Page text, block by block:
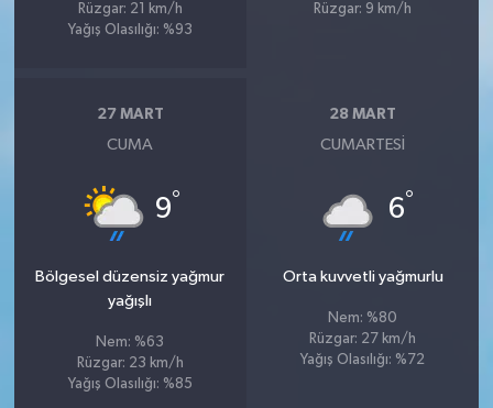
Rüzgar: 21 km/h
Yağış Olasılığı: %93
Rüzgar: 9 km/h
27 MART
CUMA
9°
Bölgesel düzensiz yağmur
yağışlı
Nem: %63
Rüzgar: 23 km/h
Yağış Olasılığı: %85
28 MART
CUMARTESI
6°
Orta kuvvetli yağmurlu
Nem: %80
Rüzgar: 27 km/h
Yağış Olasılığı: %72